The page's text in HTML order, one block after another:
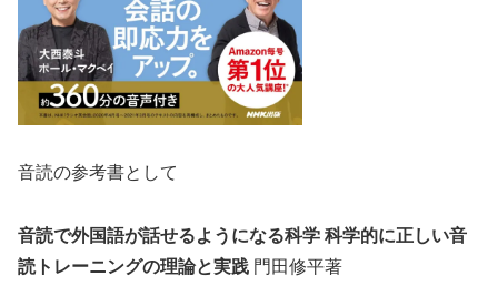
音読の参考書として
音読で外国語が話せるようになる科学 科学的に正しい音
読トレーニングの理論と実践 門田修平著